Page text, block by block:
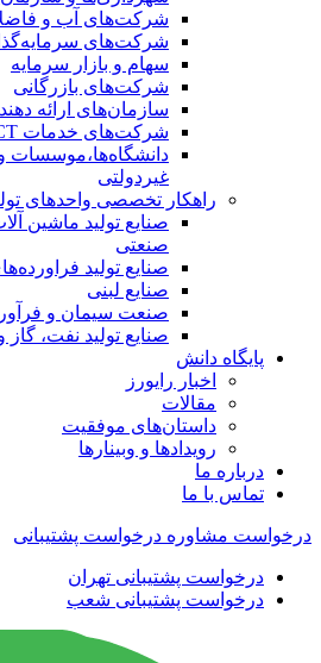
شرکت‌های آب و
شرکت‌های
سهام و بازار سرمایه
شرکت‌های بازرگانی
سازمان‌های ارائه
شرکت‌های خدمات ICT
دانشگاه‌ها،موسسات
غیردولتی
راهکار تخصصی واحدهای
صنایع توليد ماشين
صنعتی
صنایع تولید
صنایع لبنی
صنعت سیمان و
صنایع تولید نفت،
پایگاه دانش
اخبار رایورز
مقالات
داستان‌های موفقیت
رویدادها و وبینارها
درباره ما
تماس با ما
درخواست مشاوره درخواست پشتیبانی
درخواست پشتیبانی تهران
درخواست پشتیبانی شعب